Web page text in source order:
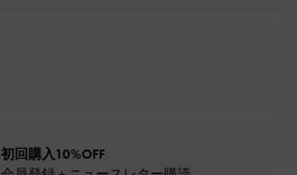
初回購入10%OFF